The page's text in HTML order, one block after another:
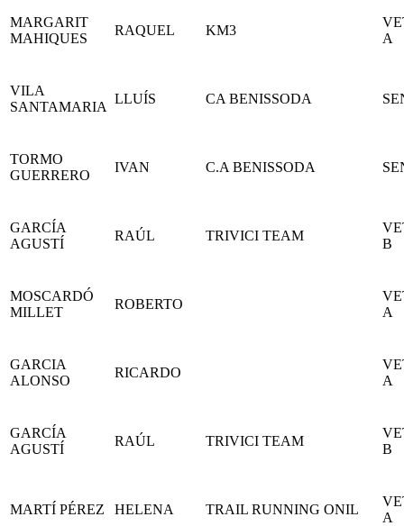
MARGARIT
MAHIQUES
RAQUEL KM3
A
VILA
SANTAMARIA
LLUÍS CA BENISSODA
TORMO
GUERRERO
IVAN C.A BENISSODA
GARCÍA
AGUSTÍ
RAÚL TRIVICI TEAM
B
MOSCARDÓ
MILLET
ROBERTO
A
GARCIA
ALONSO
RICARDO
A
GARCÍA
AGUSTÍ
RAÚL TRIVICI TEAM
B
MARTÍ PÉREZ HELENA TRAIL RUNNING ONIL
A